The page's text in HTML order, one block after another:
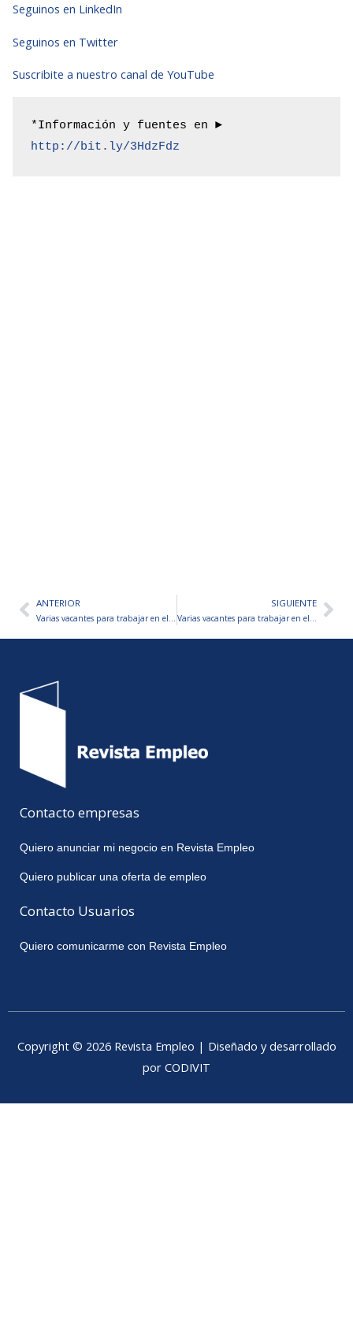
Seguinos en LinkedIn
Seguinos en Twitter
Suscribite a nuestro canal de YouTube
http://bit.ly/3HdzFdz
AntANTERIOR
Varias vacantes para trabajar en el Museo Casa Natal de Domingo F. Sarmiento – Con o sin experiencia
SIGUIENTE
Varias vacantes para trabajar en el CCK – Con o sin experiencia
Contacto empresas
Quiero anunciar mi negocio en Revista Empleo
Quiero publicar una oferta de empleo
Contacto Usuarios
Quiero comunicarme con Revista Empleo
Copyright © 2026 Revista Empleo | Diseñado y desarrollado
por CODIVIT